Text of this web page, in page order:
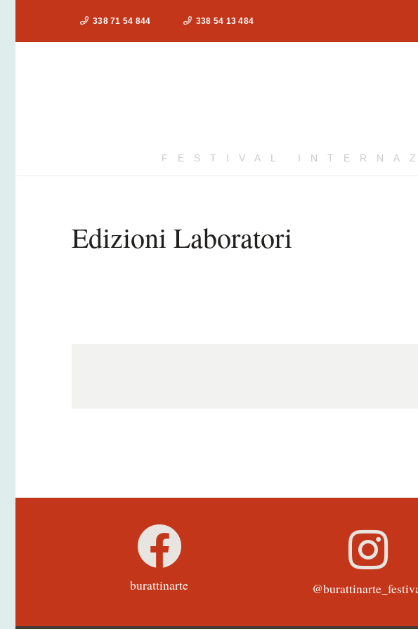
338 71 54 844 338 54 13 484
FESTIVAL
Edizioni Laboratori
burattinarte